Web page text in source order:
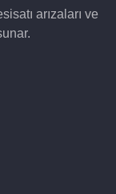
arızaları ve